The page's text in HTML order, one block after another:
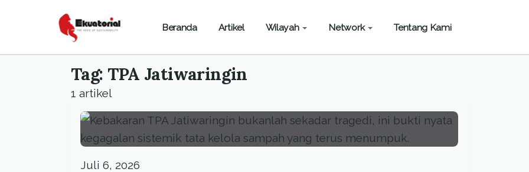
Beranda Artikel Wilayah Network Tentang Kami
Tag: TPA Jatiwaringin
1 artikel
Juli 6, 2026